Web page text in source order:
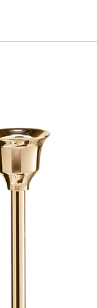
location de mobilier à Lausanne
de mobilier Lausanne, Location
de mobilier à Bale, Location de
Location de mobilier Tessin,
Housse Mange débout,
séparation, cloison, chaise en
rental of furniture and chairs in